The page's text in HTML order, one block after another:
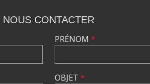
NOUS CONTACTER
PRÉNOM *
OBJET *